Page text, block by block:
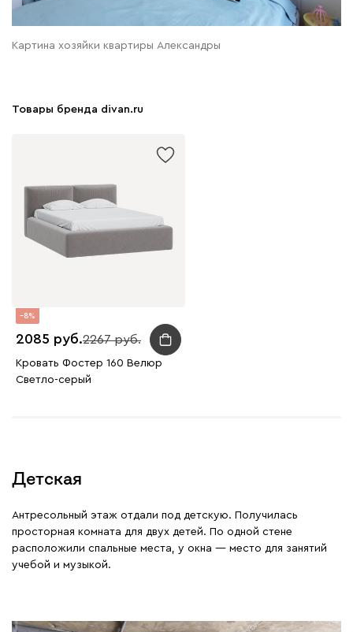
Картина хозяйки квартиры Александры
Товары бренда divan.ru
8
2085 2267
Кровать Фостер 160 Велюр
Светло-серый
Детская
Антресольный этаж отдали под детскую. Получилась
просторная комната для двух детей. По одной стене
расположили спальные места, у окна — место для занятий
учебой и музыкой.